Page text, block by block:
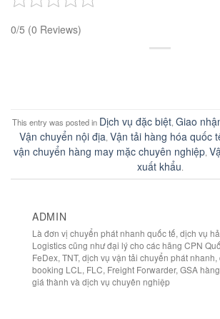
0/5 (0 Reviews)
This entry was posted in Dịch vụ đặc biệt, Giao
Vận chuyển nội địa Vận tải hàng hóa quốc
vận chuyển hàng may mặc chuyên nghiệp,
xuất khẩu
ADMIN
Là đơn vị chuyển phát nhanh quốc tế, dịch vụ
Logistics cũng như đại lý cho các hãng CPN
FeDex, TNT, dịch vụ vận tải chuyển phát
booking LCL, FLC, Freight Forwarder, GSA
giá thành và dịch vụ chuyên nghiệp